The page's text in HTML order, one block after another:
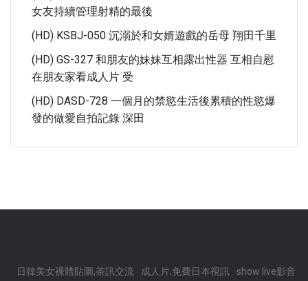
女友持續管理射精的最後
(HD) KSBJ-050 沉溺於和女婿遊戲的岳母 翔田千里
(HD) GS-327 和朋友的妹妹互相露出性器 互相自慰
在朋友家看成人片 受
(HD) DASD-728 一個月的禁慾生活後累積的性慾爆
發的做愛自拍記錄 深田
日韓美女裸體貼圖,茶訊交流 成人片,免費日本視訊
show live影音